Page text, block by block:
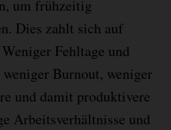
um frühzeitig
Dies zahlt sich auf
Fehltage und
Burnout, weniger
und damit produktivere
Arbeitsverhältnisse und